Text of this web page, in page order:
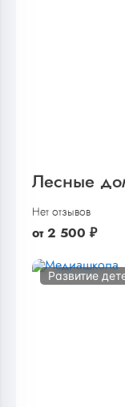
Лесные
Нет отзывов
от 2 500 ₽
Развитие